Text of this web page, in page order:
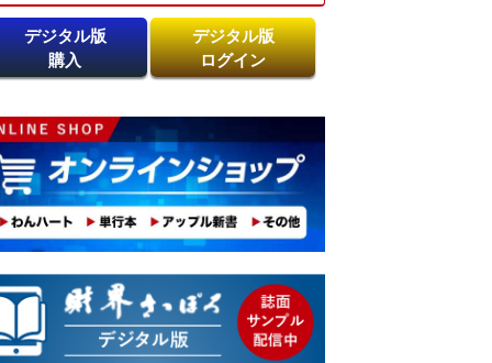
デジタル版
購入
デジタル版
ログイン